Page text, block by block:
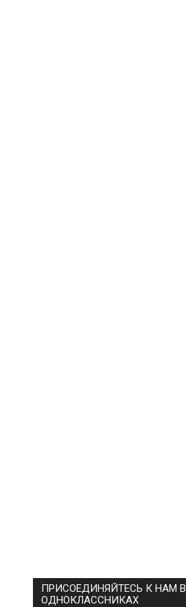
ПРИСОЕДИНЯЙТЕСЬ К НАМ В
ОДНОКЛАССНИКАХ